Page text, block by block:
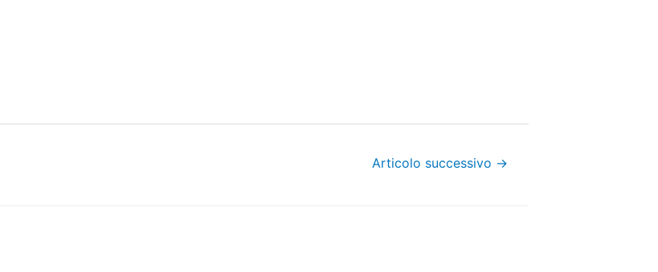
Articolo successivo →